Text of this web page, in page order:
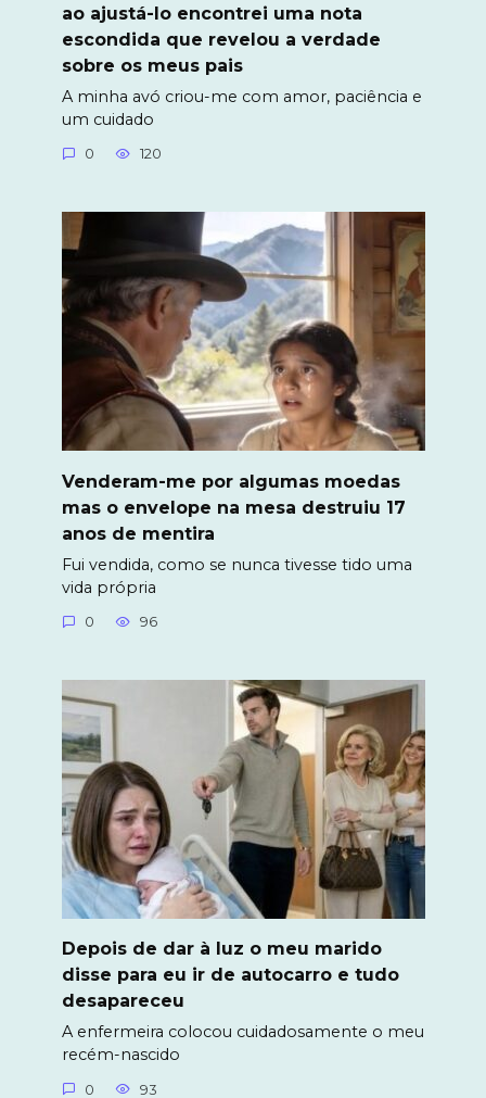
ao ajustá-lo encontrei uma nota
escondida que revelou a verdade
sobre os meus pais
A minha avó criou-me com amor, paciência e
um cuidado
0 120
Venderam-me por algumas moedas
mas o envelope na mesa destruiu 17
anos de mentira
Fui vendida, como se nunca tivesse tido uma
vida própria
0 96
Depois de dar à luz o meu marido
disse para eu ir de autocarro e tudo
desapareceu
A enfermeira colocou cuidadosamente o meu
recém-nascido
0 93